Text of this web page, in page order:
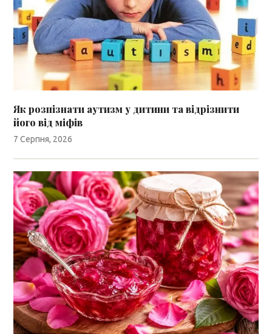
Як розпізнати аутизм у дитини та відрізнити
його від міфів
7 Серпня, 2026